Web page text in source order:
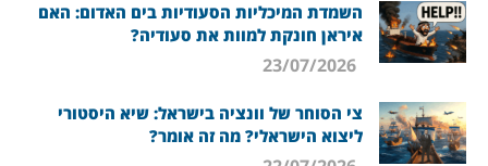
השמדת המיכליות הסעודיות בים האדום: האם
איראן חונקת למוות את סעודיה?
צי הסוחר של וונציה בישראל: שיא היסטורי
ליצוא הישראלי? מה זה אומר?